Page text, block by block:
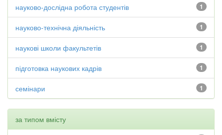
1
науково-дослідна робота студентів
1
науково-технічна діяльність
1
наукові школи факультетів
1
підготовка наукових кадрів
1
семінари
за типом вмісту